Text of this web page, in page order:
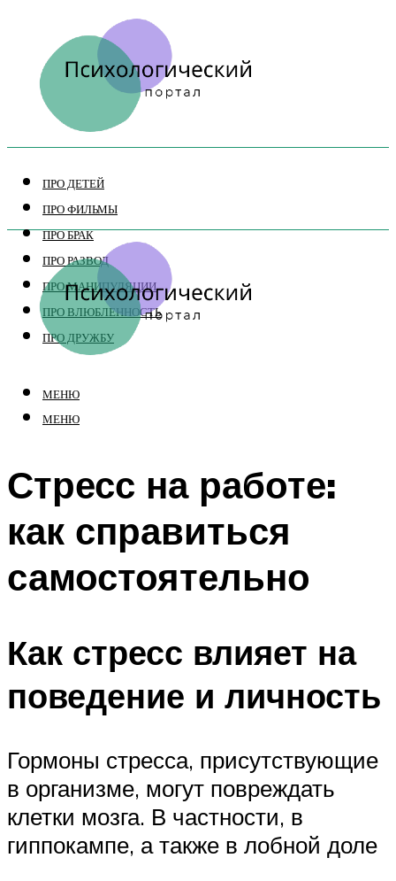
ПРО ДЕТЕЙ
ПРО ФИЛЬМЫ
ПРО БРАК
ПРО РАЗВОД
ПРО МАНИПУЛЯЦИИ
ПРО ВЛЮБЛЕННОСТЬ
ПРО ДРУЖБУ
МЕНЮ
МЕНЮ
Стресс на работе:
как справиться
самостоятельно
Как стресс влияет на
поведение и личность
Гормоны стресса, присутствующие
в организме, могут повреждать
клетки мозга. В частности, в
гиппокампе, а также в лобной доле